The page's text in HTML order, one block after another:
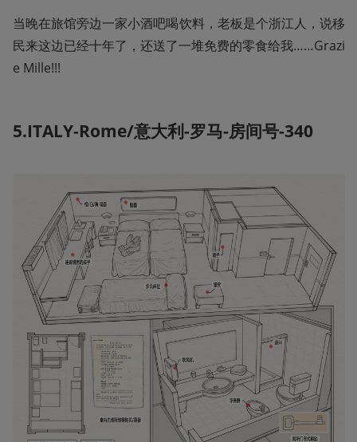
当晚在旅馆旁边一家小酒吧喝饮料，老板是个浙江人，说移
民来这边已经十年了，还送了一堆免费的零食给我……Grazi
e Mille!!!
5.ITALY-Rome/意大利-罗马-房间号-340